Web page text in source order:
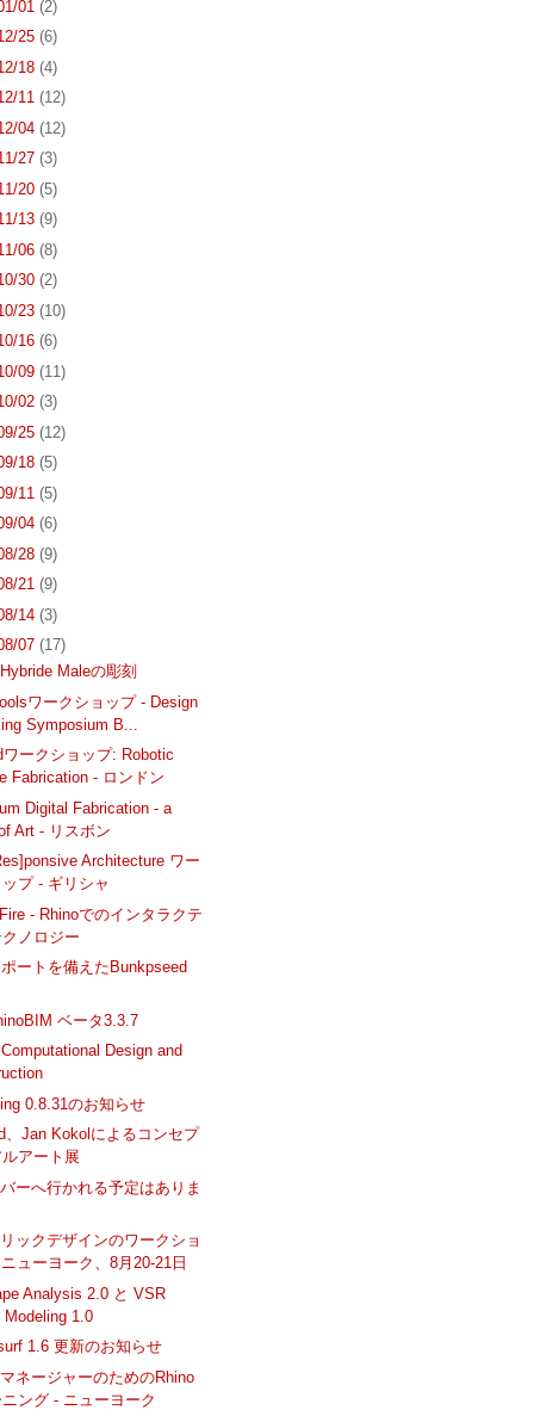
01 (2)
25 (6)
18 (4)
11 (12)
04 (12)
27 (3)
20 (5)
13 (9)
06 (8)
30 (2)
23 (10)
16 (6)
09 (11)
02 (3)
25 (12)
18 (5)
11 (5)
04 (6)
28 (9)
21 (9)
14 (3)
07 (17)
Maleの彫刻
ワークショップ - Design
Symposium B...
ワークショップ: Robotic
Fabrication - ロンドン
Digital Fabrication - a
Art - リスボン
Architecture ワー
プ - ギリシャ
- Rhinoでのインタラクテ
ノロジー
ートを備えたBunkpseed
ベータ3.3.7
Design and
0.8.31のお知らせ
、Jan Kokolによるコンセプ
アート展
ーへ行かれる予定はありま
ックデザインのワークショ
ューヨーク、8月20-21日
Analysis 2.0 と VSR
Modeling 1.0
1.6 更新のお知らせ
ネージャーのためのRhino
ング - ニューヨーク